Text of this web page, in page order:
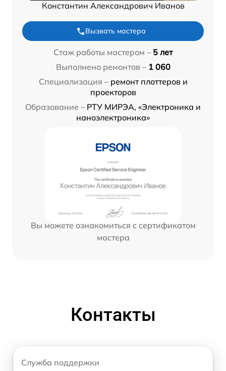
Константин Александрович Иванов
Вызвать мастера
Стаж работы мастером – 5 лет
Выполнено ремонтов – 1 060
Специализация – ремонт плоттеров и
проекторов
Образование – РТУ МИРЭА, «Электроника и
наноэлектроника»
Вы можете ознакомиться с сертификатом
мастера
Контакты
Служба поддержки